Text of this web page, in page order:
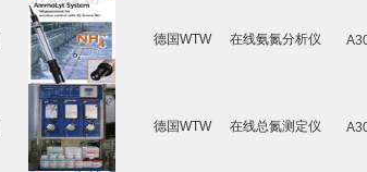
德国WTW 在线氨氮分析仪
德国WTW 在线总氮测定仪